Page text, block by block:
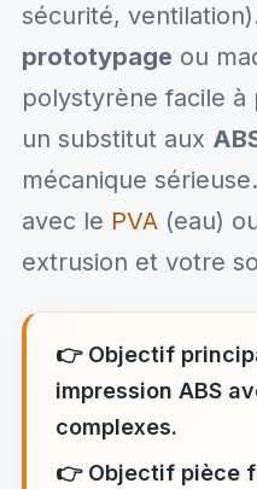
sécurité,
prototypage ou
polystyrène facile à
un substitut aux
mécanique
avec le PVA(eau)
extrusion et votre
👉Objectif
impression ABS
complexes.
👉Objectif pièce